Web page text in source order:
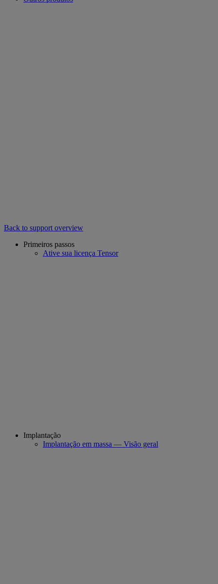
Back to support overview
Primeiros passos
Ative sua licença Tensor
Implantação
Implantação em massa — Visão geral